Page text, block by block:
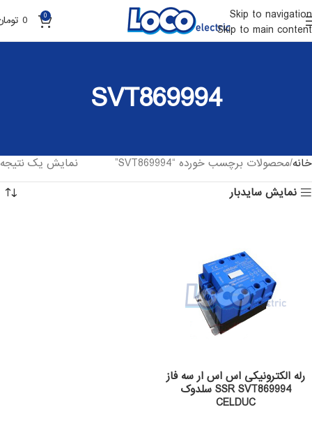
Skip to navigation
Skip to main content
0
0
SVT869994
خانه محصولات برچسب خورده “SVT869994”
نمایش یک نتیجه
نمایش سایدبار
رله الکترونیکی اس اس ار سه فاز
SSR SVT869994 سلدوک
CELDUC